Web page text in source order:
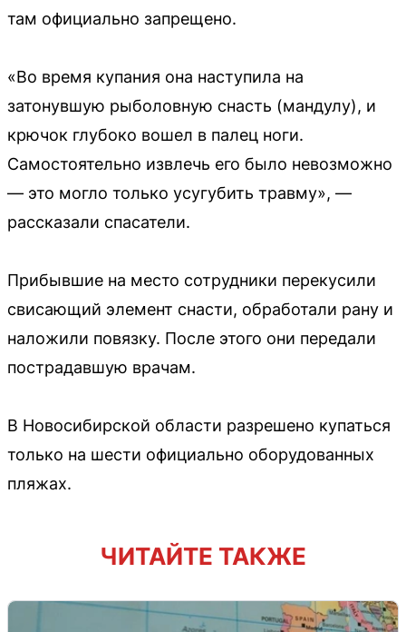
там официально запрещено.
«Во время купания она наступила на
затонувшую рыболовную снасть (мандулу), и
крючок глубоко вошел в палец ноги.
Самостоятельно извлечь его было невозможно
— это могло только усугубить травму», —
рассказали спасатели.
Прибывшие на место сотрудники перекусили
свисающий элемент снасти, обработали рану и
наложили повязку. После этого они передали
пострадавшую врачам.
В Новосибирской области разрешено купаться
только на шести официально оборудованных
пляжах.
ЧИТАЙТЕ ТАКЖЕ